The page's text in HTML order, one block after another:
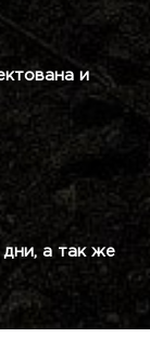
и
а так же